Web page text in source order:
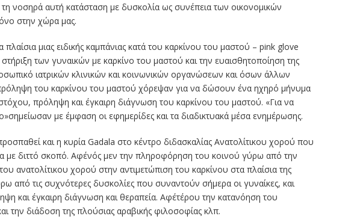
νοσηρά αυτή κατάσταση με δυσκολία ως συνέπεια των οικονομικών
στην χώρα μας.
μιας ειδικής καμπάνιας κατά του καρκίνου του μαστού – pink glove
των γυναικών με καρκίνο του μαστού και την ευαισθητοποίηση της
ιατρικών κλινικών και κοινωνικών οργανώσεων και όσων άλλων
του καρκίνου του μαστού χόρεψαν για να δώσουν ένα ηχηρό μήνυμα
πρόληψη και έγκαιρη διάγνωση του καρκίνου του μαστού. «Για να
με έμφαση οι εφημερίδες και τα διαδικτυακά μέσα ενημέρωσης.
και η κυρία Gadala στο κέντρο διδασκαλίας Ανατολίτικου χορού που
με διττό σκοπό. Αφ΄ενός μεν την πληροφόρηση του κοινού γύρω από την
ανατολίτικου χορού στην αντιμετώπιση του καρκίνου στα πλαίσια της
από τις συχνότερες δυσκολίες που συναντούν σήμερα οι γυναίκες, και
και έγκαιρη διάγνωση και θεραπεία. Αφ΄ετέρου την κατανόηση του
την διάδοση της πλούσιας αραβικής φιλοσοφίας κλπ.